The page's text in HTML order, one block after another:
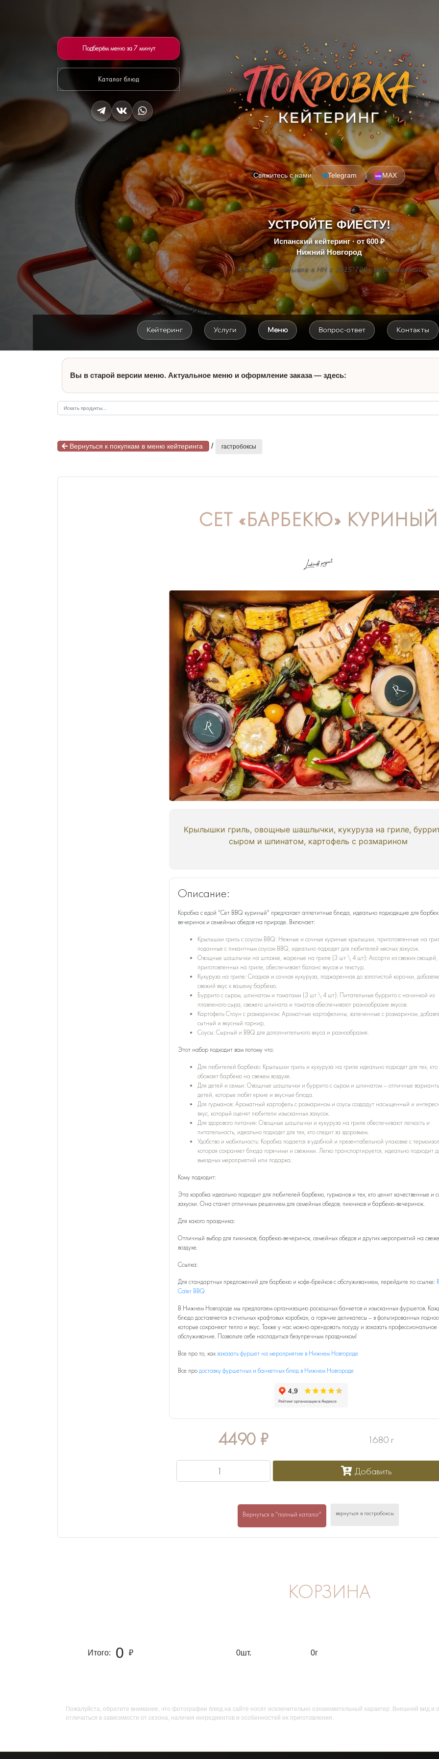
Подберём меню за 7 минут
Каталог блюд
Свяжитесь с нами Telegram MAX
УСТРОЙТЕ ФИЕСТУ!
Испанский кейтеринг · от 600 ₽
Нижний Новгород
★ 4.9 · 950 отзывов·в НН с 2015·700+ мероприятий
Кейтеринг Услуги Меню Вопрос-ответ Контакты
Вы в старой версии меню. Актуальное меню и оформление заказа — здесь:
Вернуться к покупкам в меню кейтеринга / гастробоксы
СЕТ «БАРБЕКЮ» КУРИНЫЙ
Крылышки гриль, овощные шашлычки, кукуруза на гриле,
сыром и шпинатом, картофель с розмарином
Описание:
Коробка с едой "Сет BBQ куриный" предлагает аппетитные блюда, идеально подходящие для
вечеринок и семейных обедов на природе. Включает:
Крылышки гриль с соусом BBQ: Нежные и сочные куриные крылышки, приготовленные на
поданные с пикантным соусом BBQ, идеально подходят для любителей мясных закусок.
Овощные шашлычки на шпажке, жареные на гриле (3 шт \ 4 шт): Ассорти из свежих овощей,
приготовленных на гриле, обеспечивает баланс вкусов и текстур.
Кукуруза на гриле: Сладкая и сочная кукуруза, поджаренная до золотистой корочки,
свежий вкус к вашему барбекю.
Буррито с сыром, шпинатом и томатами (3 шт \ 4 шт): Питательные буррито с начинкой из
плавленого сыра, свежего шпината и томатов обеспечивают разнообразие вкусов.
Картофель Стоун с розмарином: Ароматные картофелины, запеченные с розмарином,
сытный и вкусный гарнир.
Соусы: Сырный и BBQ для дополнительного вкуса и разнообразия.
Этот набор подходит вам потому что:
Для любителей барбекю: Крылышки гриль и кукуруза на гриле идеально подходят для тех, кто
обожает барбекю на свежем воздухе.
Для детей и семьи: Овощные шашлычки и буррито с сыром и шпинатом – отличные
детей, которые любят яркие и вкусные блюда.
Для гурманов: Ароматный картофель с розмарином и соусы создадут насыщенный и
вкус, который оценят любители изысканных закусок.
Для здорового питания: Овощные шашлычки и кукуруза на гриле обеспечивают легкость и
питательность, идеально подходят для тех, кто следит за здоровьем.
Удобство и мобильность: Коробка подается в удобной и презентабельной упаковке с
которая сохраняет блюда горячими и свежими. Легко транспортируется, идеально подходит
выездных мероприятий или подарка.
Кому подходит:
Эта коробка идеально подходит для любителей барбекю, гурманов и тех, кто ценит качественные и
закуски. Она станет отличным решением для семейных обедов, пикников и барбекю-вечеринок.
Для какого праздника:
Отличный выбор для пикников, барбекю-вечеринок, семейных обедов и других мероприятий на
воздухе.
Ссылка:
Для стандартных предложений для барбекю и кофе-брейков с обслуживанием, перейдите по ссылке:
Cater BBQ
В Нижнем Новгороде мы предлагаем организацию роскошных банкетов и изысканных фуршетов.
блюдо доставляется в стильных крафтовых коробках, а горячие деликатесы – в фольгированных
которые сохраняют тепло и вкус. Также у нас можно арендовать посуду и заказать профессиональное
обслуживание. Позвольте себе насладиться безупречным праздником!
Все про то, какзаказать фуршет на мероприятие в Нижнем Новгороде
Все продоставку фуршетных и банкетных блюд в Нижнем Новгороде
4490₽ 1680 г
Добавить
Вернуться в "полный каталог" вернуться в гастробоксы
КОРЗИНА
Итого: 0 ₽ 0шт. 0г
Пожалуйста, обратите внимание, что фотографии блюд на сайте носят исключительно ознакомительный характер. Внешний вид и
отличаться в зависимости от сезона, наличия ингредиентов и особенностей их приготовления.